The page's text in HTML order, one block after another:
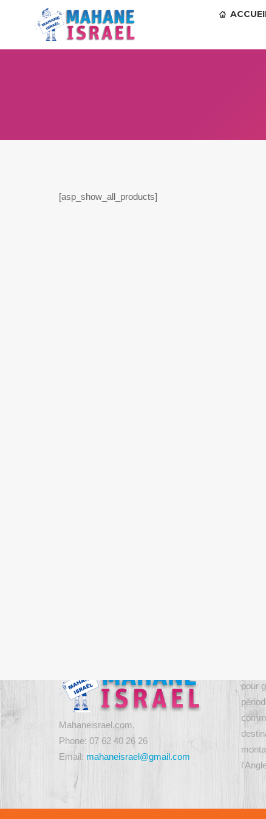
[asp_show_all_products]
Mahaneisrael.com,
Phone: 07 62 40 26 26
Email: mahaneisrael@gmail.com
pour